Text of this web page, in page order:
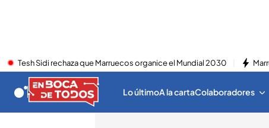
Tesh Sidi rechaza que Marruecos organice el Mundial 2030
Lo últimoA la cartaColaboradores